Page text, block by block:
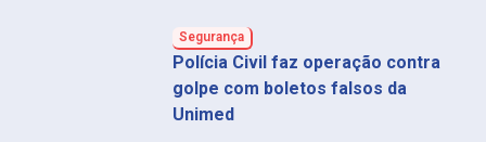
Segurança
Polícia Civil faz operação contra
golpe com boletos falsos da
Unimed